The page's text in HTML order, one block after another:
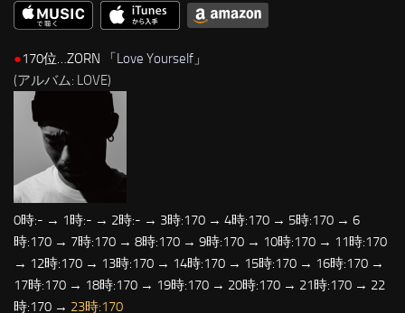
●170位…ZORN 「Love Yourself 」
(アルバム: LOVE)
0時:- → 1時:- → 2時:- → 3時:170 → 4時:170 → 5時:170 → 6
時:170 → 7時:170 → 8時:170 → 9時:170 → 10時:170 → 11時:170
→ 12時:170 → 13時:170 → 14時:170 → 15時:170 → 16時:170 →
17時:170 → 18時:170 → 19時:170 → 20時:170 → 21時:170 → 22
時:170 → 23時:170